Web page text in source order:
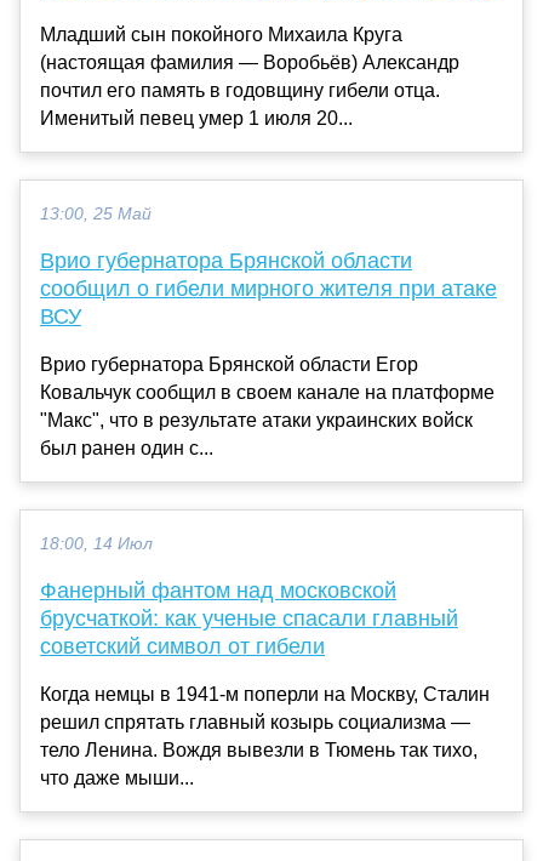
Младший сын покойного Михаила Круга
(настоящая фамилия — Воробьёв) Александр
почтил его память в годовщину гибели отца.
Именитый певец умер 1 июля 20...
13:00, 25 Май
Врио губернатора Брянской области
сообщил о гибели мирного жителя при атаке
ВСУ
Врио губернатора Брянской области Егор
Ковальчук сообщил в своем канале на платформе
"Макс", что в результате атаки украинских войск
был ранен один с...
18:00, 14 Июл
Фанерный фантом над московской
брусчаткой: как ученые спасали главный
советский символ от гибели
Когда немцы в 1941-м поперли на Москву, Сталин
решил спрятать главный козырь социализма —
тело Ленина. Вождя вывезли в Тюмень так тихо,
что даже мыши...